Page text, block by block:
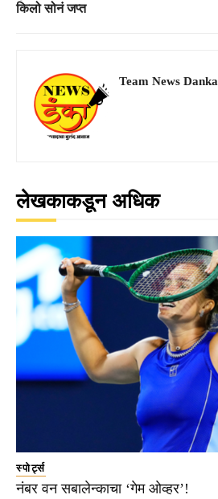
किलो सोनं जप्त
Team News Danka
लेखकाकडून अधिक
स्पोर्ट्स
नंबर वन सबालेन्काचा ‘गेम ओव्हर’!